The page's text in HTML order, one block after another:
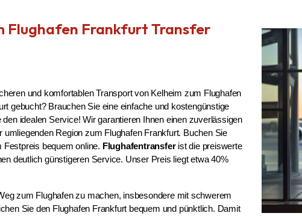
Flughafen Frankfurt Transfer
und komfortablen Transport von Kelheim zum Flughafen
gebucht? Brauchen Sie eine einfache und kostengünstige
idealen Service! Wir garantieren Ihnen einen zuverlässigen
Region zum Flughafen Frankfurt. Buchen Sie
bequem online. Flughafentransfer ist die preiswerte
deutlich günstigeren Service. Unser Preis liegt etwa 40%
zum Flughafen zu machen, insbesondere mit schwerem
Sie den Flughafen Frankfurt bequem und pünktlich. Damit